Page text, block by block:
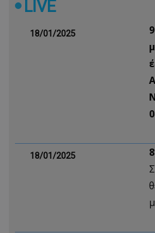
LIVE
18/01/2025
18/01/2025